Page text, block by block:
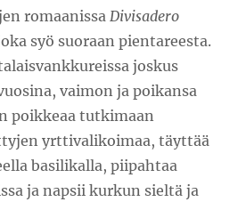
romaanissa Divisadero
syö suoraan pientareesta.
joskus
vaimon ja poikansa
poikkeaa tutkimaan
yrttivalikoimaa, täyttää
basilikalla, piipahtaa
ja napsii kurkun sieltä ja